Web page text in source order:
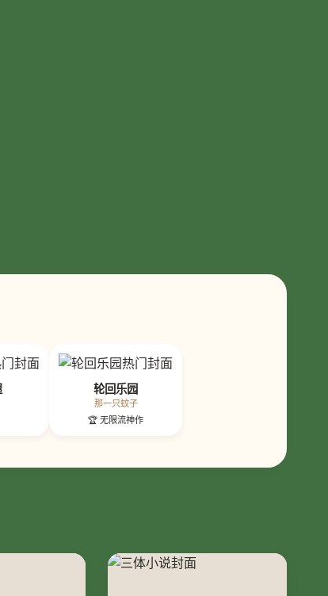
轮回乐园
那一只蚊子
🏆 无限流神作